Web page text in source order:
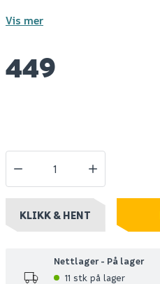
Vis mer
449
KLIKK & HENT
Nettlager - På lager
11 stk på lager